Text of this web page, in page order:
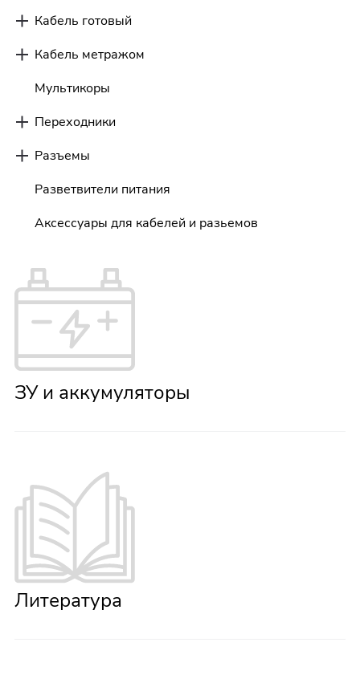
Кабель готовый
Кабель метражом
Мультикоры
Переходники
Разъемы
Разветвители питания
Аксессуары для кабелей и разьемов
ЗУ и аккумуляторы
Литература